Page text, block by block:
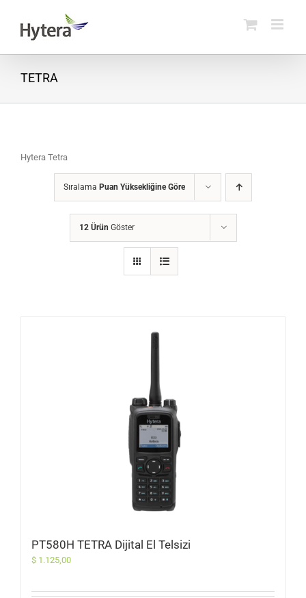
content
TETRA
Hytera Tetra
Sıralama Puan Yüksekliğine Göre
12 Ürün Göster
PT580H TETRA Dijital El Telsizi
$ 1.125,00